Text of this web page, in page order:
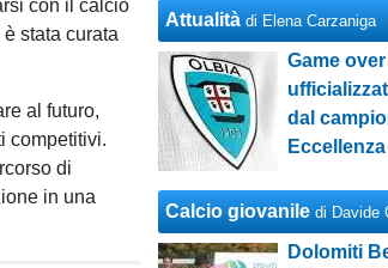
con il calcio
stata curata
al futuro,
competitivi.
di
in una
Attualità di Elena Carzaniga
Game
dal
Eccellenza
Calcio giovanile di Davide
Dolomiti